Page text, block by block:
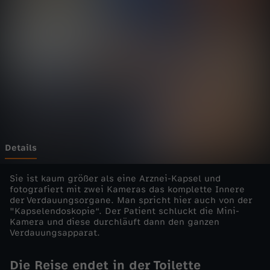
i
n
n
e
Details
Sie ist kaum größer als eine Arznei-Kapsel und
fotografiert mit zwei Kameras das komplette Innere
der Verdauungsorgane. Man spricht hier auch von der
"Kapselendoskopie“. Der Patient schluckt die Mini-
Kamera und diese durchläuft dann den ganzen
Verdauungsapparat.
Die Reise endet in der Toilette